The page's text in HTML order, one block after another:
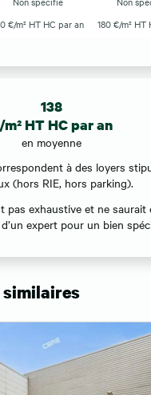
€/m² HT HC par an 180 €/m² HT
138
HT HC par an
en moyenne
à des loyers
(hors RIE, hors parking).
pas exhaustive et ne saurait
d’un expert pour un bien
similaires